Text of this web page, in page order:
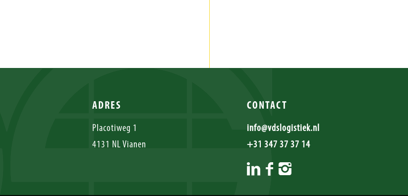
ADRES
Placotiweg 1
4131 NL Vianen
CONTACT
info@vdslogistiek.nl
+31 347 37 37 14